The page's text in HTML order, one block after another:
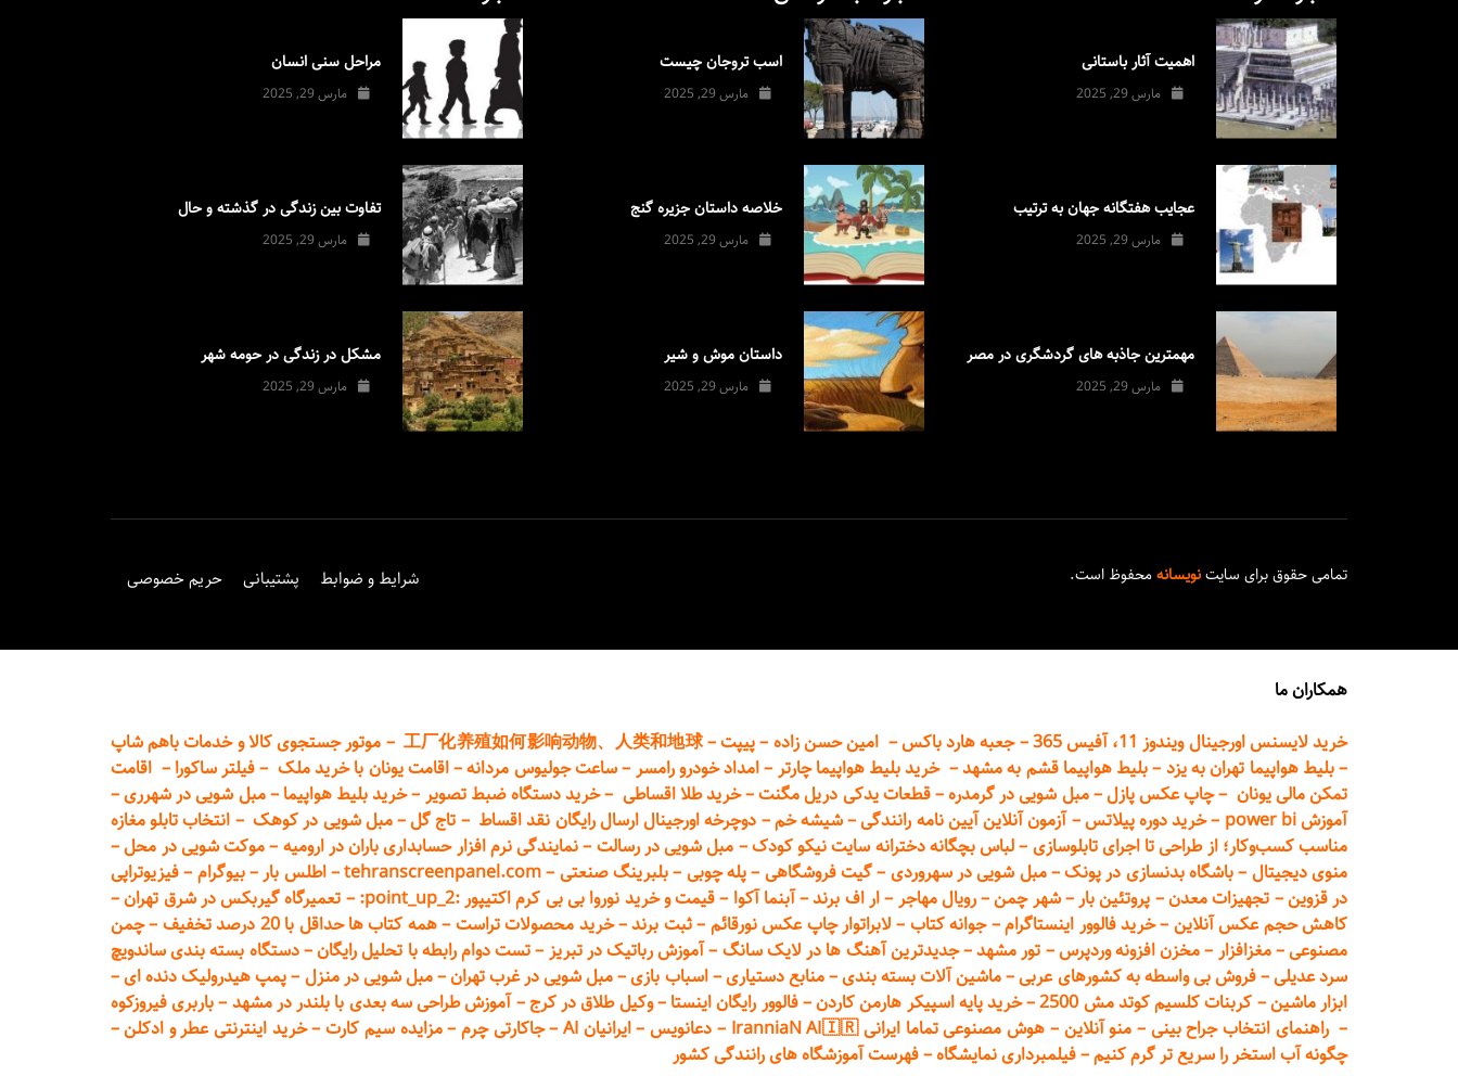
اهمیت آثار باستانی
مارس 29, 2025
عجایب هفتگانه جهان به ترتیب
مارس 29, 2025
مهمترین جاذبه های گردشگری در مصر
مارس 29, 2025
اسب تروجان چیست
مارس 29, 2025
خلاصه داستان جزیره گنج
مارس 29, 2025
داستان موش و شیر
مارس 29, 2025
مراحل سنی انسان
مارس 29, 2025
تفاوت بین زندگی در گذشته و حال
مارس 29, 2025
مشکل در زندگی در حومه شهر
مارس 29, 2025
تمامی حقوق برای سایتنویسانهمحفوظ است. شرایط و ضوابط پشتیبانی حریم خصوصی
همکاران ما
خرید لایسنس اورجینال ویندوز 11، آفیس 365
–جعبه هارد باکس– امین حسن زاده –پیپت–
工厂化养殖如何影响动物、人类和地球
– موتور جستجوی کالا و خدمات باهم شاپ
–بلیط هواپیما تهرانبه یزد –بلیط هواپیما قشم به مشهد–خرید بلیط هواپیما چارتر –امداد خودرورامسر –ساعت جولیوس مردانه–اقامت یونان با خرید ملک –فیلتر ساکورا – اقامت
تمکن مالی یونان –چاپ عکس پازل–مبل شویی در گرمدره–قطعاتیدکی دریل مگنت–خرید طلا اقساطی –خرید دستگاه ضبط تصویر –خرید بلیط هواپیما –مبل شویی در شهرری–
آموزش power bi
–خرید دورهپیلاتس–آزمون آنلاین آیین نامه رانندگی–شیشه خم– دوچرخه اورجینال ارسال رایگان نقد اقساط – تاج گل–مبل شویی در کوهک– انتخاب تابلو مغازه
مناسب کسب‌وکار؛ از طراحی تا اجرای تابلوسازی –لباس بچگانه دخترانه سایت نیکو کودک– مبل شویی در رسالت –نمایندگی نرم افزار حسابداری باران در ارومیه –موکت شویی در محل–
منوی دیجیتال –باشگاه بدنسازی در پونک–مبل شویی در سهروردی –گیت فروشگاهی –پله چوبی –بلبرینگ صنعتی –
tehranscreenpanel.com
–اطلس بار –بیوگرام –فیزیوتراپی
در قزوین– تجهیزات معدن– پروتئین بار –شهر چمن–رویال مهاجر –ار اف برند–آبنما آکوا –قیمت و خرید نوروا بی بی کرم اکتیپور :point_up_2: – تعمیرگاه گیربکس در شرق تهران–
کاهش حجم عکس آنلاین –خرید فالوور اینستاگرام–جوانه کتاب – لابراتوار چاپ عکس نورقائم –ثبت برند–خرید محصولات تراست –همه کتاب ها حداقل با 20 درصد تخفیف –چمن
مصنوعی–مغزافزار –مخزن افزونه وردپرس– تور مشهد–جدیدترین آهنگ ها در لایک سانگ –آموزشرباتیک در تبریز –تست دوام رابطه با تحلیل رایگان–دستگاه بسته‌ بندی ساندویچ
سرد عدیلی–فروش بی واسطه بهکشورهای عربی–ماشین آلات بسته بندی–منابع دستیاری–اسباب بازی–مبل شویی در غرب تهران–مبل شویی در منزل –پمپ هیدرولیک دنده ای–
ابزار ماشین– کربنات کلسیم کوتد مش 2500 –خرید پایه اسپیکر هارمن کاردن–فالوور رایگان اینستا –وکیل طلاق در کرج –آموزش طراحی سه بعدی با بلندر در مشهد –باربری فیروزکوه
–راهنمای انتخاب جراح بینی – منو آنلاین – هوش مصنوعی تماما ایرانی IranniaN AI🇮🇷 – دعانویس–ایرانیان AI –جاکارتی چرم –مزایده سیم کارت–خرید اینترنتی عطر و ادکلن–
چگونه آب استخر را سریع تر گرم کنیم–فیلمبرداری نمایشگاه–فهرست آموزشگاه های رانندگی کشور